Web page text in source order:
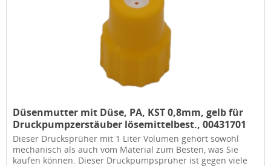
Düsenmutter mit Düse, PA, KST 0,8mm, gelb für
Druckpumpzerstäuber lösemittelbest., 00431701
Dieser Drucksprüher mit 1 Liter Volumen gehört sowohl
mechanisch als auch vom Material zum Besten, was Sie
kaufen können. Dieser Druckpumpsprüher ist gegen viele